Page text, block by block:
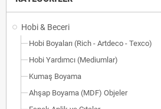
Hobi & Beceri
Hobi Boyaları (Rich - Artdeco - Texco)
Hobi Yardımcı (Mediumlar)
Kumaş Boyama
Ahşap Boyama (MDF) Objeler